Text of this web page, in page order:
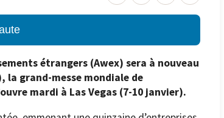
étrangers (Awex) sera à nouveau
la grand-messe mondiale de
mardi à Las Vegas (7-10 janvier).